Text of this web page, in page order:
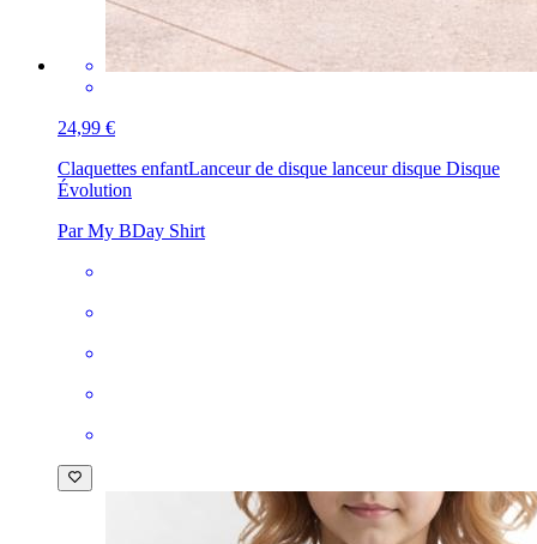
24,99 €
Claquettes enfantLanceur de disque lanceur disque Disque
Évolution
Par My BDay Shirt